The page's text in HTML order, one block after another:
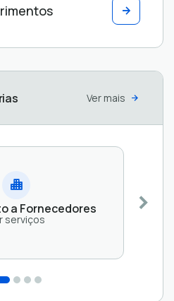
Ver mais
a Fornecedores
serviços